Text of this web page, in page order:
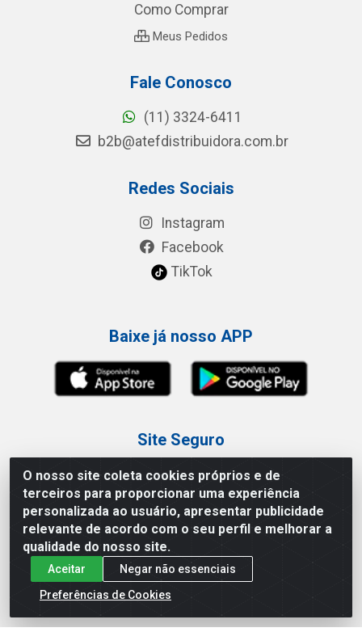
O nosso site coleta cookies próprios e de
terceiros para proporcionar uma experiência
personalizada ao usuário, apresentar publicidade
relevante de acordo com o seu perfil e melhorar a
qualidade do nosso site.
Aceitar
Negar não essenciais
Preferências de Cookies
Como Comprar
Meus Pedidos
Fale Conosco
(11) 3324-6411
b2b@atefdistribuidora.com.br
Redes Sociais
Instagram
Facebook
TikTok
Baixe já nosso APP
Site Seguro
Loja / Showroom
Tel.: (11) 3227-0546
Av Vautier, 587/597 - Pari - São Paulo/SP